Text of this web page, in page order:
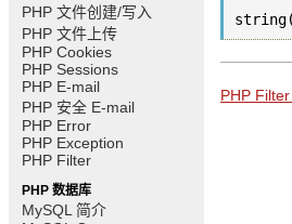
PHP 文件创建/写入
PHP 文件上传
PHP Cookies
PHP Sessions
PHP E-mail
PHP 安全 E-mail
PHP Error
PHP Exception
PHP Filter
PHP 数据库
MySQL 简介
PHP